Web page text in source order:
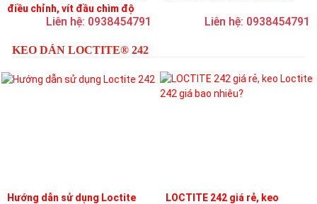
điều chỉnh, vít đầu chìm độ
bền thấpLiên hệ: 0938454791 Liên hệ: 0938454791
KEO DÁN LOCTITE® 242
Hướng dẫn sử dụng Loctite
LOCTITE 242 giá rẻ, keo